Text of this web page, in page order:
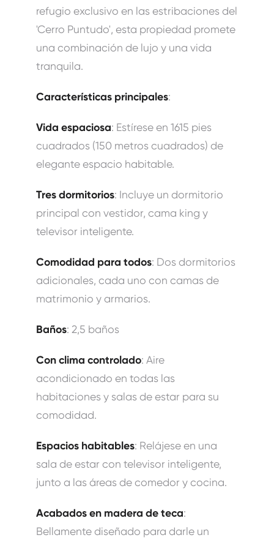
refugio exclusivo en las estribaciones del
'Cerro Puntudo', esta propiedad promete
una combinación de lujo y una vida
tranquila.
Características principales:
Vida espaciosa: Estírese en 1615 pies
cuadrados (150 metros cuadrados) de
elegante espacio habitable.
Tres dormitorios: Incluye un dormitorio
principal con vestidor, cama king y
televisor inteligente.
Comodidad para todos: Dos dormitorios
adicionales, cada uno con camas de
matrimonio y armarios.
Baños: 2,5 baños
Con clima controlado: Aire
acondicionado en todas las
habitaciones y salas de estar para su
comodidad.
Espacios habitables: Relájese en una
sala de estar con televisor inteligente,
junto a las áreas de comedor y cocina.
Acabados en madera de teca:
Bellamente diseñado para darle un